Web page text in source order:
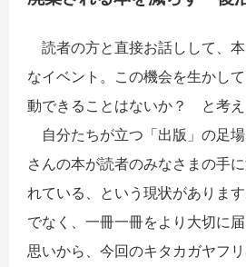
読者の方と直接お話しして、
なイベント。この機会を生かして
動できることはないか？ と考え
自分たちが立つ「出版」の足場
さんの本が読者のみなさまの手
れている、という現状がありま
でなく、一冊一冊をより大切に
思いから、今回のキタカガヤフ